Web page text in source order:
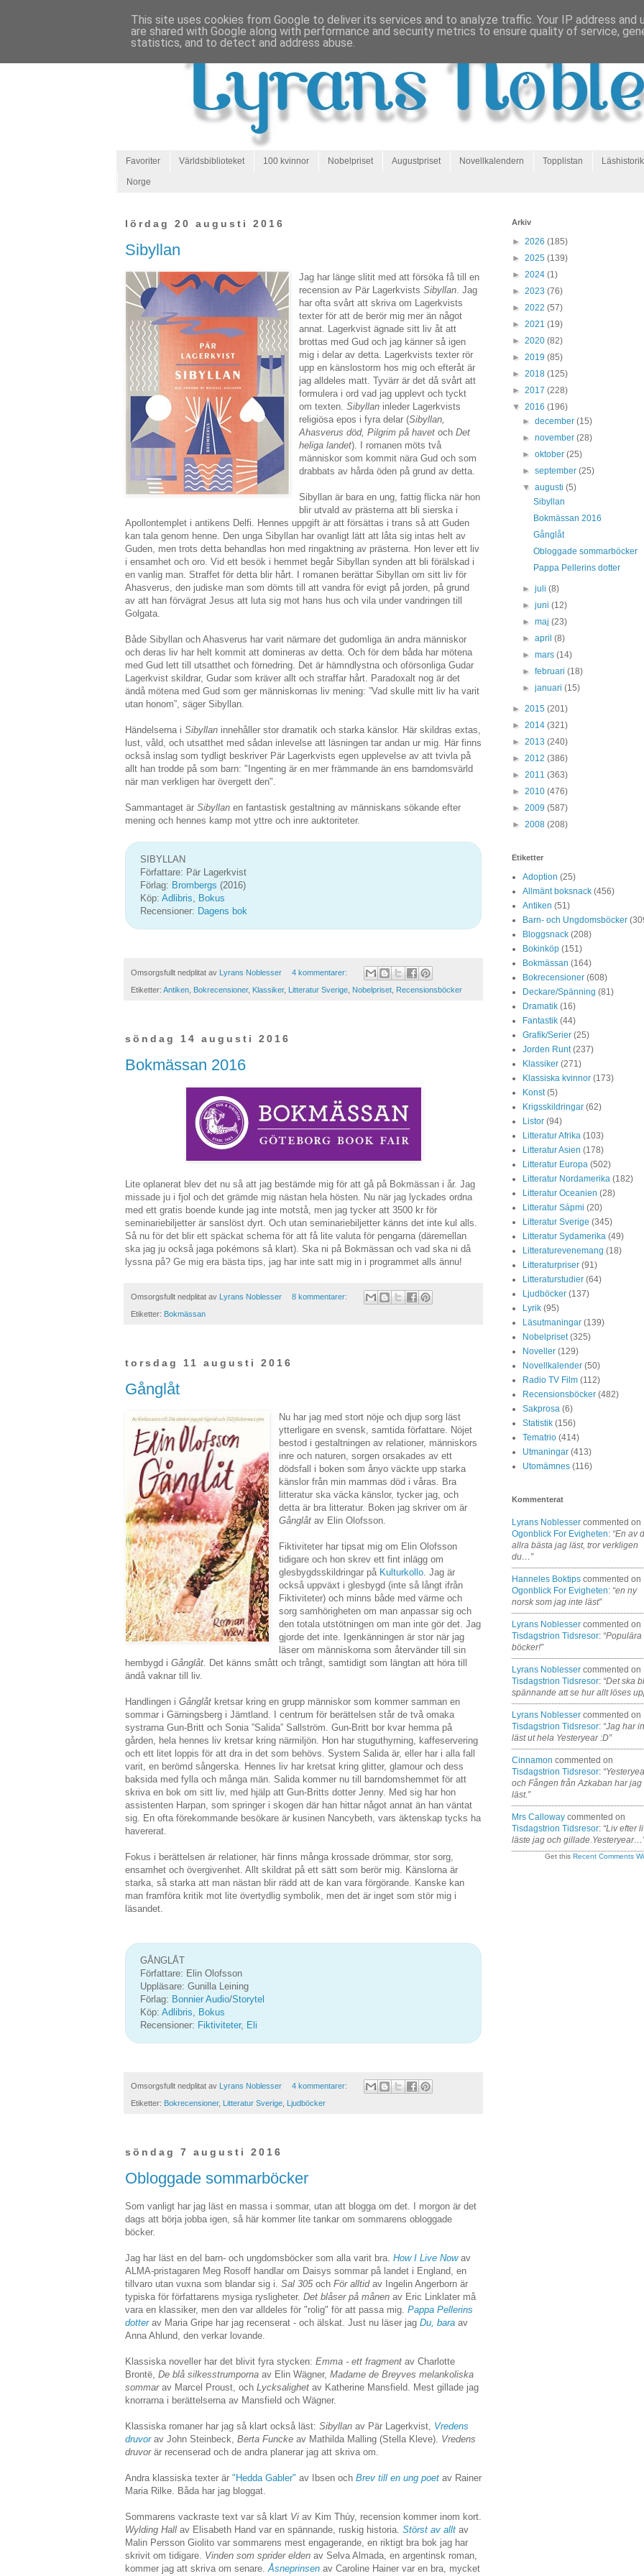
Favoriter Världsbiblioteket 100 kvinnor Nobelpriset Augustpriset Novellkalendern Topplistan Läshistorik
Norge
lördag 20 augusti 2016
Sibyllan
Jag har länge slitit med att försöka få till en
recension av Pär LagerkvistsSibyllan. Jag
har ofta svårt att skriva om Lagerkvists
texter för att de berör mig mer än något
annat. Lagerkvist ägnade sitt liv åt att
brottas med Gud och jag känner så igen
mig i delar av detta. Lagerkvists texter rör
upp en känslostorm hos mig och efteråt är
jag alldeles matt. Tyvärr är det då svårt att
formulera i ord vad jag upplevt och tyckt
om texten.Sibyllan inleder Lagerkvists
religiösa epos i fyra delar (Sibyllan,
Ahasverus död, Pilgrim på havet ochDet
heliga landet). I romanen möts två
människor som kommit nära Gud och som
drabbats av hårda öden på grund av detta.
Sibyllan är bara en ung, fattig flicka när hon
blir utvald av prästerna att bli sierska i
Apollontemplet i antikens Delfi. Hennes uppgift är att försättas i trans så att Guden
kan tala genom henne. Den unga Sibyllan har ovanligt lätt att låta sig intas helt av
Guden, men trots detta behandlas hon med ringaktning av prästerna. Hon lever ett liv
i ensamhet och oro. Vid ett besök i hemmet begår Sibyllan synden att bli förälskad i
en vanlig man. Straffet för detta blir hårt. I romanen berättar Sibyllan om sitt liv för
Ahasverus, den judiske man som dömts till att vandra för evigt på jorden, på grund
av att han förvägrat Jesus att luta sig mot hans hus och vila under vandringen till
Golgata.
Både Sibyllan och Ahasverus har varit närmare det gudomliga än andra människor
och deras liv har helt kommit att domineras av detta. Och för dem båda har mötena
med Gud lett till utsatthet och förnedring. Det är hämndlystna och oförsonliga Gudar
Lagerkvist skildrar, Gudar som kräver allt och straffar hårt. Paradoxalt nog är det
ändå mötena med Gud som ger människornas liv mening: ”Vad skulle mitt liv ha varit
utan honom”, säger Sibyllan.
Händelserna i Sibyllan innehåller stor dramatik och starka känslor. Här skildras extas,
lust, våld, och utsatthet med sådan inlevelse att läsningen tar andan ur mig. Här finns
också inslag som tydligt beskriver Pär Lagerkvists egen upplevelse av att tvivla på
allt han trodde på som barn: "Ingenting är en mer främmande än ens barndomsvärld
när man verkligen har övergett den".
Sammantaget är Sibyllan en fantastisk gestaltning av människans sökande efter
mening och hennes kamp mot yttre och inre auktoriteter.
SIBYLLAN
Författare: Pär Lagerkvist
Förlag: Brombergs (2016)
Köp: Adlibris, Bokus
Recensioner: Dagens bok
Omsorgsfullt nedplitat av Lyrans Noblesser 4 kommentarer:
Etiketter: Antiken Bokrecensioner, Klassiker, Litteratur Sverige Nobelpriset Recensionsböcker
söndag 14 augusti 2016
Bokmässan 2016
Lite oplanerat blev det nu så att jag bestämde mig för att gå på Bokmässan i år. Jag
missade ju i fjol och det grämde mig nästan hela hösten. Nu när jag lyckades ordna
med ett gratis boende kunde jag inte motstå, men jag tycker att 3500 kr för
seminariebiljetter är sanslöst dyrt. Och utan seminariebiljetter känns det inte kul alls.
Så nu för det blir ett späckat schema för att få lite valuta för pengarna (däremellan
ska jag ju också jaga pokémons så klart). Ska ni på Bokmässan och vad ska ni då
lyssna på? Ge mig era bästa tips, jag har inte satt mig in i programmet alls ännu!
Omsorgsfullt nedplitat av Lyrans Noblesser 8 kommentarer:
Etiketter: Bokmässan
torsdag 11 augusti 2016
Gånglåt
Nu har jag med stort nöje och djup sorg läst
ytterligare en svensk, samtida författare. Nöjet
bestod i gestaltningen av relationer, människors
inre och naturen, sorgen orsakades av ett
dödsfall i boken som ånyo väckte upp starka
känslor från min mammas död i våras. Bra
litteratur ska väcka känslor, tycker jag, och
detta är bra litteratur. Boken jag skriver om är
Gånglåtav Elin Olofsson.
Fiktiviteter har tipsat mig om Elin Olofsson
tidigare och hon skrev ett fint inlägg om
glesbygdsskildringar på Kulturkollo . Jag är
också uppväxt i glesbygd (inte så långt ifrån
Fiktiviteter) och minns både med värme och
sorg samhörigheten om man anpassar sig och
den totala utstötningen om man inte gör det. Jag
gjorde det inte. Igenkänningen är stor när jag
läser om människorna som återvänder till sin
hembygd i Gånglåt . Det känns smått och trångt, samtidigt som längtan att höra till
ändå vaknar till liv.
Handlingen i Gånglåt kretsar kring en grupp människor som kommer samman en
sommar i Gärningsberg i Jämtland. I centrum för berättelsen står de två omaka
systrarna Gun-Britt och Sonia ”Salida” Sallström. Gun-Britt bor kvar hemma på
gården, hela hennes liv kretsar kring närmiljön. Hon har stuguthyrning, kaffeservering
och ett litet loppis för att dra in det som behövs. Systern Salida är, eller har i alla fall
varit, en berömd sångerska. Hennes liv har kretsat kring glitter, glamour och dess
baksida med fylla och många män. Salida kommer nu till barndomshemmet för att
skriva en bok om sitt liv, med hjälp att Gun-Britts dotter Jenny. Med sig har hon
assistenten Harpan, som springer i skogen där han hittar något annat än han väntat
sig. En ofta förekommande besökare är kusinen Nancybeth, vars äktenskap tycks ha
havererat.
Fokus i berättelsen är relationer, här finns många krossade drömmar, stor sorg,
ensamhet och övergivenhet. Allt skildrat på ett sätt som berör mig. Känslorna är
starka, så starka att man nästan blir rädd att de kan vara förgörande. Kanske kan
man framföra kritik mot lite övertydlig symbolik, men det är inget som stör mig i
läsandet.
GÅNGLÅT
Författare: Elin Olofsson
Uppläsare: Gunilla Leining
Förlag: Bonnier Audio/Storytel
Köp: Adlibris
Bokus
Recensioner: Fiktiviteter, Eli
Omsorgsfullt nedplitat av Lyrans Noblesser 4 kommentarer:
Etiketter: Bokrecensioner, Litteratur Sverige Ljudböcker
söndag 7 augusti 2016
Obloggade sommarböcker
Som vanligt har jag läst en massa i sommar, utan att blogga om det. I morgon är det
dags att börja jobba igen, så här kommer lite tankar om sommarens obloggade
böcker.
Jag har läst en del barn- och ungdomsböcker som alla varit bra. How I Live Nowav
ALMA-pristagaren Meg Rosoff handlar om Daisys sommar på landet i England, en
tillvaro utan vuxna som blandar sig i. Sal 305och För alltidav Ingelin Angerborn är
typiska för författarens mysiga rysligheter. Det blåser på månen av Eric Linklater må
vara en klassiker, men den var alldeles för "rolig" för att passa mig. Pappa Pellerins
dotterav Maria Gripe har jag recenserat - och älskat. Just nu läser jag Du, bara av
Anna Ahlund, den verkar lovande.
Klassiska noveller har det blivit fyra stycken: Emma - ett fragment av Charlotte
Brontë, De blå silkesstrumporna av Elin Wägner, Madame de Breyves melankoliska
sommarav Marcel Proust, och Lycksalighet av Katherine Mansfield. Mest gillade jag
knorrarna i berättelserna av Mansfield och Wägner.
Klassiska romaner har jag så klart också läst: Sibyllan av Pär Lagerkvist, Vredens
druvorav John Steinbeck, Berta Funcke av Mathilda Malling (Stella Kleve). Vredens
druvorär recenserad och de andra planerar jag att skriva om.
Andra klassiska texter är "Hedda Gabler" av Ibsen och Brev till en ung poet av Rainer
Maria Rilke. Båda har jag bloggat.
Sommarens vackraste text var så klart Vi av Kim Thúy, recension kommer inom kort.
Wylding Hall av Elisabeth Hand var en spännande, ruskig historia. Störst av allt av
Malin Persson Giolito var sommarens mest engagerande, en riktigt bra bok jag har
skrivit om tidigare. Vinden som sprider elden av Selva Almada, en argentinsk roman,
kommer jag att skriva om senare. Åsneprinsen av Caroline Hainer var en bra, mycket
Arkiv
► 2026 (185)
► 2025 (139)
► 2024 (1)
► 2023 (76)
► 2022 (57)
► 2021 (19)
► 2020 (82)
► 2019 (85)
► 2018 (125)
► 2017 (228)
▼ 2016 (196)
►december(15)
►november(28)
►oktober(25)
►september(25)
▼augusti(5)
Sibyllan
Bokmässan 2016
Gånglåt
Obloggade sommarböcker
Pappa Pellerins dotter
►juli(8)
►juni(12)
►maj(23)
►april(8)
►mars(14)
►februari(18)
►januari(15)
► 2015 (201)
► 2014 (321)
► 2013 (240)
► 2012 (386)
► 2011 (363)
► 2010 (476)
► 2009 (587)
► 2008 (208)
Etiketter
Adoption (25)
Allmänt boksnack (456)
Antiken (51)
Barn- och Ungdomsböcker
Bloggsnack (208)
Bokinköp (151)
Bokmässan (164)
Bokrecensioner (608)
Deckare/Spänning (81)
Dramatik (16)
Fantastik (44)
Grafik/Serier (25)
Jorden Runt (237)
Klassiker (271)
Klassiska kvinnor (173)
Konst (5)
Krigsskildringar (62)
Listor (94)
Litteratur Afrika (103)
Litteratur Asien (178)
Litteratur Europa (502)
Litteratur Nordamerika (182)
Litteratur Oceanien (28)
Litteratur Sápmi (20)
Litteratur Sverige (345)
Litteratur Sydamerika (49)
Litteraturevenemang (18)
Litteraturpriser (91)
Litteraturstudier (64)
Ljudböcker (137)
Lyrik (95)
Läsutmaningar (139)
Nobelpriset (325)
Noveller (129)
Novellkalender (50)
Radio TV Film (112)
Recensionsböcker (482)
Sakprosa (6)
Statistik (156)
Tematrio (414)
Utmaningar (413)
Utomämnes (116)
Kommenterat
Lyrans Noblesser commented on
Ogonblick For Evigheten: “En av
allra bästa jag läst, tror verkligen
du…”
Hanneles Boktips commented on
Ogonblick For Evigheten: “en ny
norsk som jag inte läst”
Lyrans Noblesser commented on
Tisdagstrion Tidsresor: “Populära
böcker!”
Lyrans Noblesser commented on
Tisdagstrion Tidsresor: “Det ska
spännande att se hur allt löses
Lyrans Noblesser commented on
Tisdagstrion Tidsresor: “Jag har
läst ut hela Yesteryear :D”
Cinnamon commented on
Tisdagstrion Tidsresor:
och Fången från Azkaban har jag
läst.”
Mrs Calloway commented on
Tisdagstrion Tidsresor: “Liv efter
läste jag och
Get this Recent Comments
This site uses cookies from Google to deliver its services and to analyze traffic. Your IP address and
are shared with Google along with performance and security metrics to ensure quality of service,
statistics, and to detect and address abuse.